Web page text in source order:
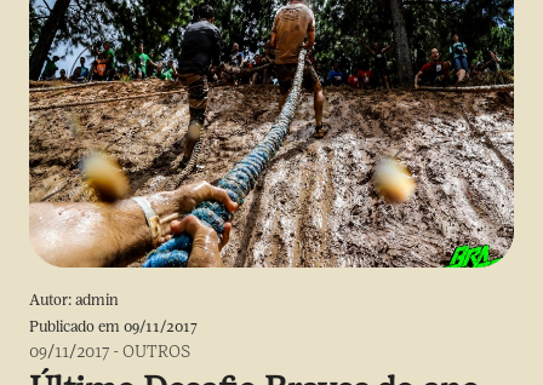
Autor: admin
Publicado em 09/11/2017
09/11/2017 -OUTROS